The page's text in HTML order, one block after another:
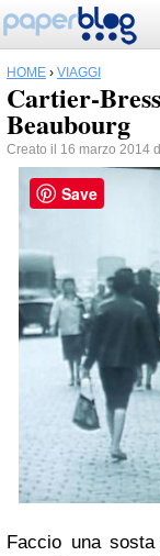
HOME › VIAGGI
Cartier-
Beaubourg
Creato il 16 marzo 2014
Faccio una
Save